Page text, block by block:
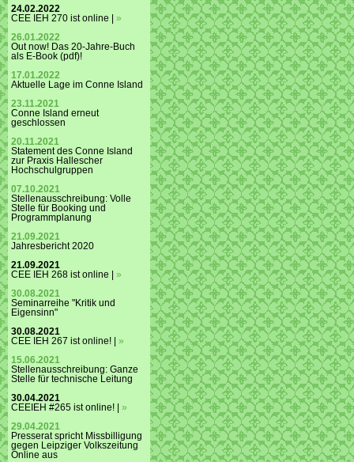
24.02.2022
CEE IEH 270 ist online | »
26.01.2022
Out now! Das 20-Jahre-Buch
als E-Book (pdf)!
17.01.2022
Aktuelle Lage im Conne Island
23.11.2021
Conne Island erneut
geschlossen
20.11.2021
Statement des Conne Island
zur Praxis Hallescher
Hochschulgruppen
07.10.2021
Stellenausschreibung: Volle
Stelle für Booking und
Programmplanung
21.09.2021
Jahresbericht 2020
21.09.2021
CEE IEH 268 ist online | »
30.08.2021
Seminarreihe "Kritik und
Eigensinn"
30.08.2021
CEE IEH 267 ist online! | »
15.06.2021
Stellenausschreibung: Ganze
Stelle für technische Leitung
30.04.2021
CEEIEH #265 ist online! | »
29.04.2021
Presserat spricht Missbilligung
gegen Leipziger Volkszeitung
Online aus